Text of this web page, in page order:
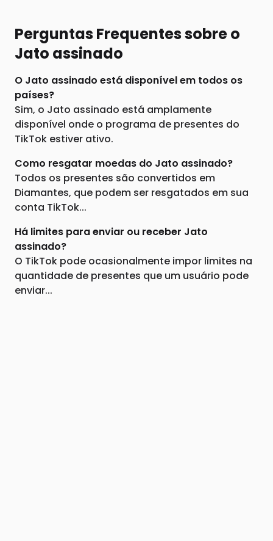
Perguntas Frequentes sobre o
Jato assinado
O Jato assinado está disponível em todos os
países?
Sim, o Jato assinado está amplamente
disponível onde o programa de presentes do
TikTok estiver ativo.
Como resgatar moedas do Jato assinado?
Todos os presentes são convertidos em
Diamantes, que podem ser resgatados em sua
conta TikTok...
Há limites para enviar ou receber Jato
assinado?
O TikTok pode ocasionalmente impor limites na
quantidade de presentes que um usuário pode
enviar...